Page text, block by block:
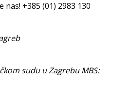
nas! +385 (01) 2983 130
sudu u Zagrebu MBS: